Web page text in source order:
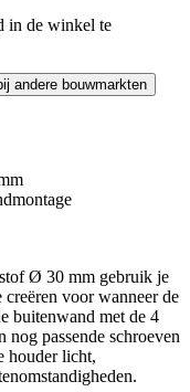
in de winkel te
andere bouwmarkten
Ø 30 mm gebruik je
voor wanneer de
buitenwand met de 4
passende schroeven
houder licht,